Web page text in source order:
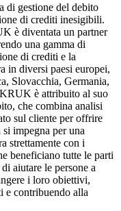
di gestione del debito
di crediti inesigibili.
è diventata un partner
una gamma di
di crediti e la
in diversi paesi europei,
Slovacchia, Germania,
è attribuito al suo
che combina analisi
sul cliente per offrire
impegna per una
strettamente con i
beneficiano tutte le parti
aiutare le persone a
i loro obiettivi,
e contribuendo alla